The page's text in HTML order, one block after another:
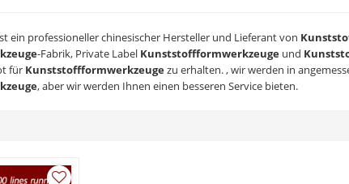
ein professioneller chinesischer Hersteller und Lieferant von
-Fabrik, Private Label Kunststoffformwerkzeugeund
für Kunststoffformwerkzeugezu erhalten. , wir werden in
, aber wir werden Ihnen einen besseren Service bieten.